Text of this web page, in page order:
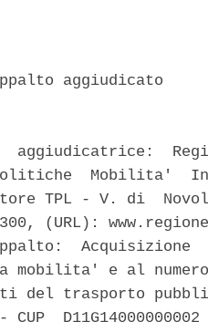
aggiudicato
aggiudicatrice:
Politiche  Mobilita'
TPL - V. di
(URL):
Acquisizione
mobilita' e al
del trasporto
CUP